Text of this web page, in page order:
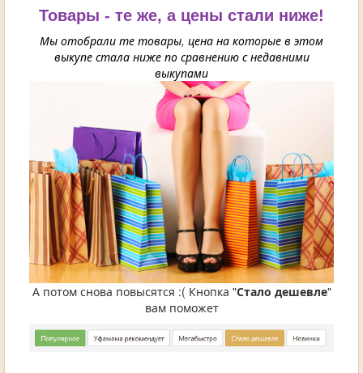
Товары - те же, а цены стали ниже!
Мы отобрали те товары, цена на которые в этом
выкупе стала ниже по сравнению с недавними
выкупами
А потом снова повысятся :( Кнопка "Стало дешевле"
вам поможет